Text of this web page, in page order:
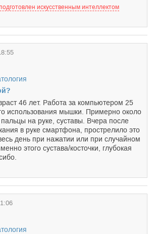
искусственным интеллектом
46 лет. Работа за компьютером 25
использования мышки. Примерно около
на руке, суставы. Вчера после
в руке смартфона, прострелило это
день при нажатии или при случайном
этого сустава/косточки, глубокая